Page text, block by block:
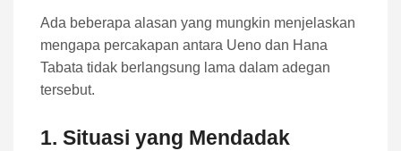
Ada beberapa alasan yang mungkin menjelaskan
mengapa percakapan antara Ueno dan Hana
Tabata tidak berlangsung lama dalam adegan
tersebut.
1. Situasi yang Mendadak